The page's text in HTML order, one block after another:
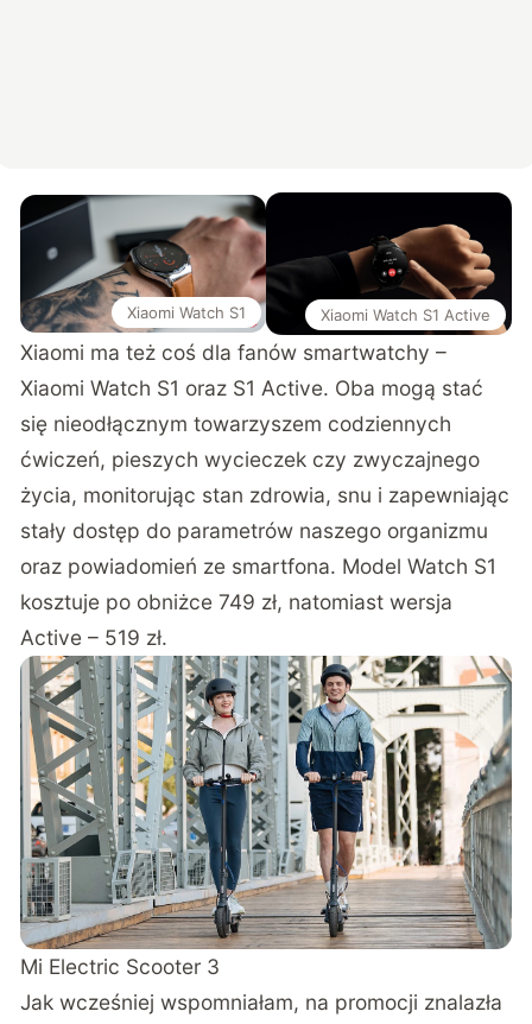
Xiaomi Watch S1 Xiaomi Watch S1 Active
Xiaomi ma też coś dla fanów smartwatchy –
Xiaomi Watch S1 oraz S1 Active. Oba mogą stać
się nieodłącznym towarzyszem codziennych
ćwiczeń, pieszych wycieczek czy zwyczajnego
życia, monitorując stan zdrowia, snu i zapewniając
stały dostęp do parametrów naszego organizmu
oraz powiadomień ze smartfona. Model Watch S1
kosztuje po obniżce 749 zł, natomiast wersja
Active – 519 zł.
Mi Electric Scooter 3
Jak wcześniej wspomniałam, na promocji znalazła